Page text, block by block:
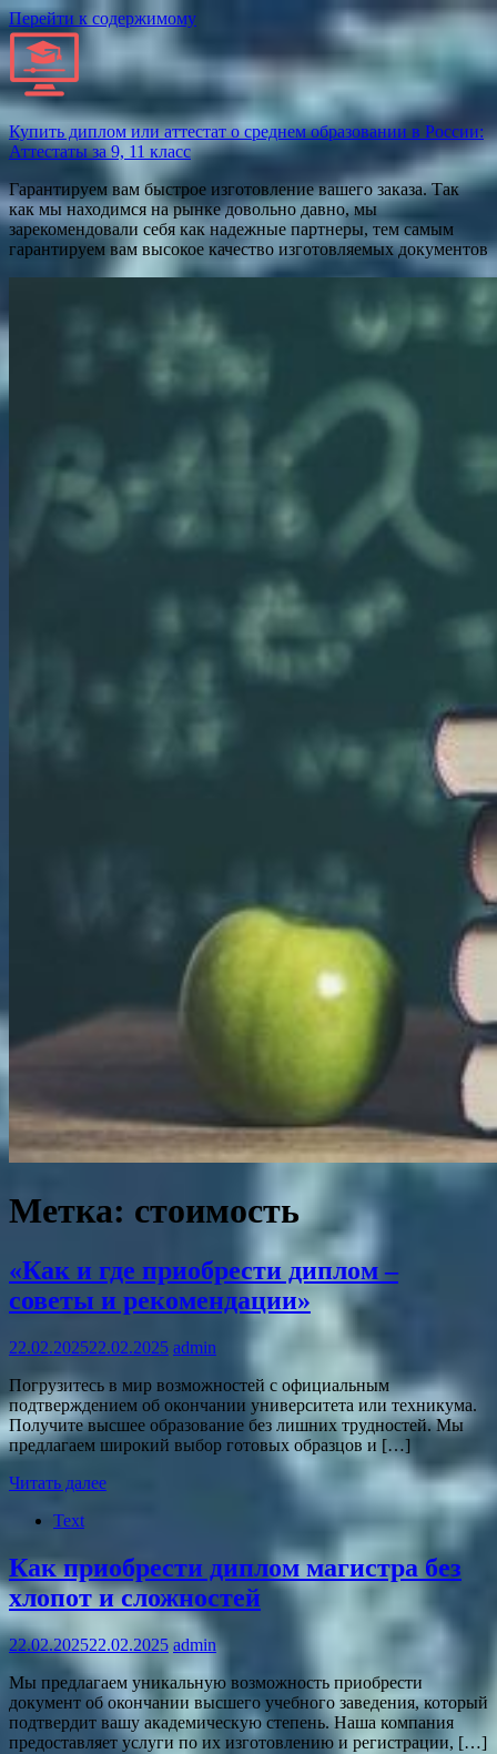
Перейти к содержимому
Купить диплом или аттестат о среднем образовании в России:
Аттестаты за 9, 11 класс
Гарантируем вам быстрое изготовление вашего заказа. Так
как мы находимся на рынке довольно давно, мы
зарекомендовали себя как надежные партнеры, тем самым
гарантируем вам высокое качество изготовляемых документов
Метка: стоимость
«Как и где приобрести диплом –
советы и рекомендации»
22.02.202522.02.2025 admin
Погрузитесь в мир возможностей с официальным
подтверждением об окончании университета или техникума.
Получите высшее образование без лишних трудностей. Мы
предлагаем широкий выбор готовых образцов и […]
Читать далее
Text
Как приобрести диплом магистра без
хлопот и сложностей
22.02.202522.02.2025 admin
Мы предлагаем уникальную возможность приобрести
документ об окончании высшего учебного заведения, который
подтвердит вашу академическую степень. Наша компания
предоставляет услуги по их изготовлению и регистрации, […]